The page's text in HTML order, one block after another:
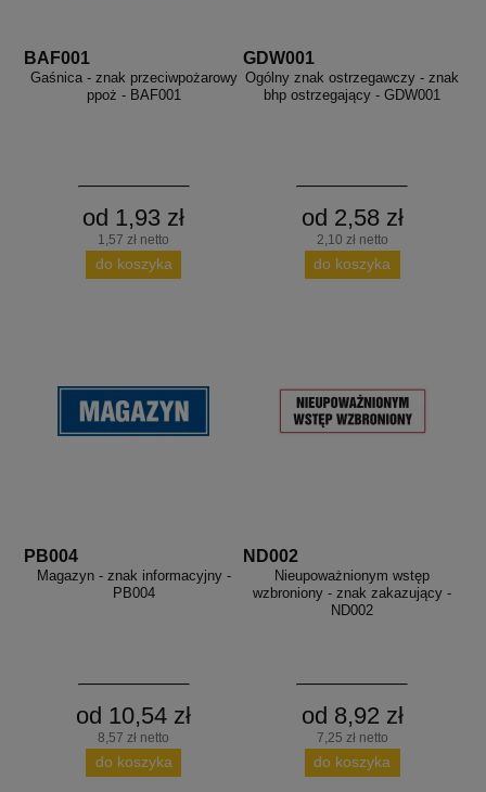
BAF001
Gaśnica - znak przeciwpożarowy
ppoż - BAF001
od 1,93 zł
1,57 zł netto
do koszyka
GDW001
Ogólny znak ostrzegawczy - znak
bhp ostrzegający - GDW001
od 2,58 zł
2,10 zł netto
do koszyka
PB004
Magazyn - znak informacyjny -
PB004
od 10,54 zł
8,57 zł netto
do koszyka
ND002
Nieupoważnionym wstęp
wzbroniony - znak zakazujący -
ND002
od 8,92 zł
7,25 zł netto
do koszyka